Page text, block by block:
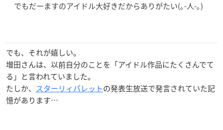
でもだーますのアイドル大好きだからありがたい(｡-人-｡)
でも、それが嬉しい。
増田さんは、以前自分のことを「アイドル作品にたくさんでて
る」と言われていました。
たしか、 スターリィパレットの発表生放送で発言されていた記
憶があります…